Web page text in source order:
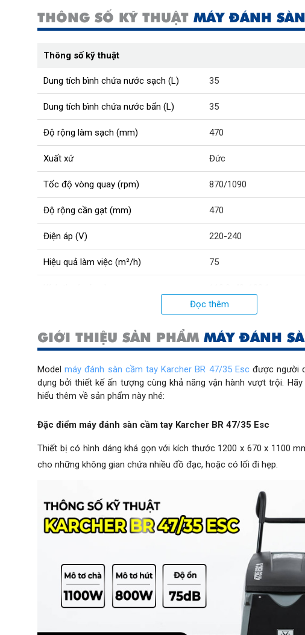
THÔNG SỐ KỸ THUẬT MÁY ĐÁNH
Thông số kỹ thuật
Dung tích bình chứa nước sạch (L) 35
Dung tích bình chứa nước bẩn (L) 35
Độ rộng làm sạch (mm) 470
Xuất xứ Đức
Tốc độ vòng quay (rpm) 870/1090
Độ rộng cần gạt (mm) 470
Điện áp (V) 220-240
Hiệu quả làm việc (m²/h) 75
1100
Công suất motor hút (W) 800
Độ ồn (dB) 75
Trọng lượng (kg)
Tần số (Hz)
Vận hành bằng Điện
Đọc thêm
GIỚI THIỆU SẢN PHẨM MÁY ĐÁNH
Model máy đánh sàn cầm tay Karcher BR 47/35 Esc được người
dụng bởi thiết kế ấn tượng cùng khả năng vận hành vượt trội.
hiểu thêm về sản phẩm này nhé:
Đặc điểm máy đánh sàn cầm tay Karcher BR 47/35 Esc
Thiết bị có hình dáng khá gọn với kích thước 1200 x 670 x 1100
cho những không gian chứa nhiều đồ đạc, hoặc có lối đi hẹp.